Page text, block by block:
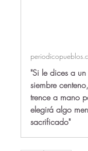
"Si le dices a
siembre
trence a mano
elegirá algo
sacrificado"